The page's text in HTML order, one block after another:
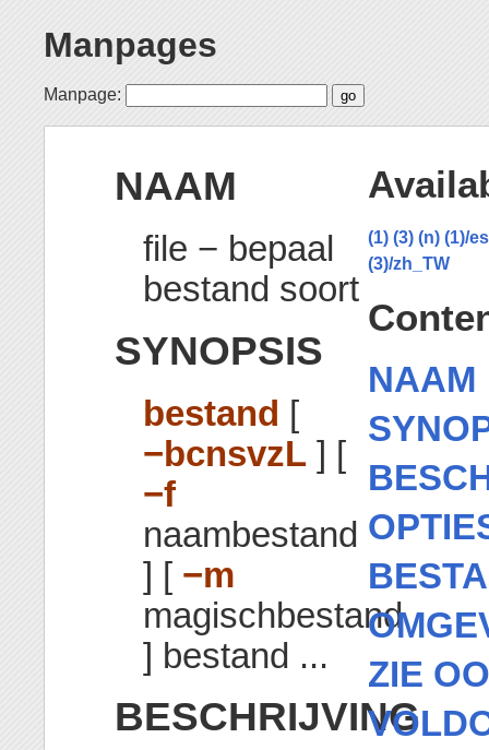
Manpages
Manpage:
NAAM
file − bepaal
bestand soort
SYNOPSIS
bestand [
−bcnsvzL] [
−f
naambestand
] [ −m
magischbestand
] bestand ...
BESCHRIJVING
(1) (3) (n) (1)/es
(3)/zh_TW
NAAM
ZIE